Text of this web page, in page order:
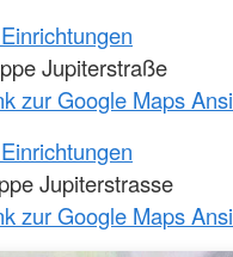
Jupiterstraße
zur Google Maps
Jupiterstrasse
zur Google Maps